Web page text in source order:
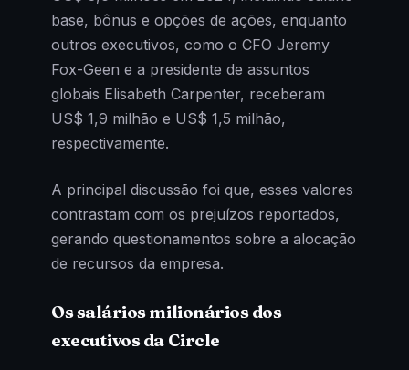
base, bônus e opções de ações, enquanto
outros executivos, como o CFO Jeremy
Fox-Geen e a presidente de assuntos
globais Elisabeth Carpenter, receberam
US$ 1,9 milhão e US$ 1,5 milhão,
respectivamente.
A principal discussão foi que, esses valores
contrastam com os prejuízos reportados,
gerando questionamentos sobre a alocação
de recursos da empresa.
Os salários milionários dos
executivos da Circle